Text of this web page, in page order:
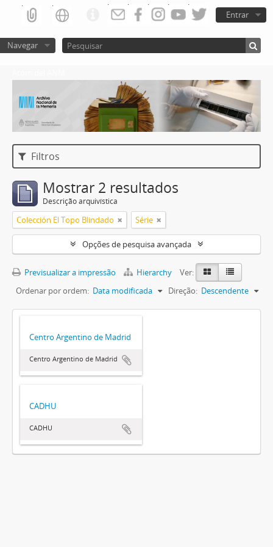
Entrar
Navegar
Filtros
Mostrar 2 resultados
Descrição arquivística
Colección El Topo Blindado Série
Opções de pesquisa avançada
Previsualizar a impressão Hierarchy
Ver:
Ordenar por ordem: Data modificada Direção: Descendente
Centro Argentino de Madrid
Centro Argentino de Madrid
CADHU
CADHU